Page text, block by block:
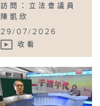
訪問：立法會議員
陳凱欣
...
29/07/2026
收看